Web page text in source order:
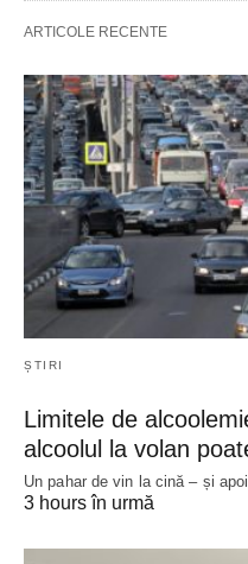
ARTICOLE RECENTE
ȘTIRI
Limitele de
alcoolul la volan
Un pahar de vin la cină – și
3 hours în urmă